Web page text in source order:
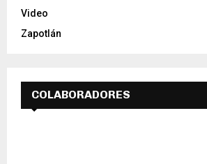
Video
Zapotlán
COLABORADORES